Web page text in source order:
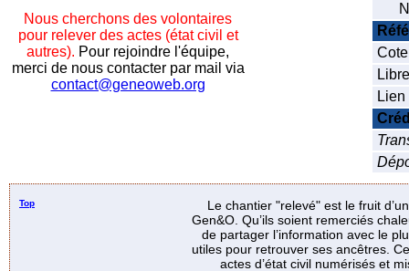
Nous cherchons des volontaires
pour relever des actes (état civil et
autres). Pour rejoindre l'équipe,
merci de nous contacter par mail via
contact@geneoweb.org
Top
Le chantier "relevé" est le fruit
Gen&O. Qu’ils soient remerciés
de partager l’information avec le
utiles pour retrouver ses ancêtres.
actes d’état civil numérisés et